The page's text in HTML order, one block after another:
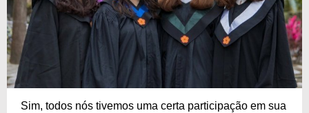
Sim, todos nós tivemos uma certa participação em sua